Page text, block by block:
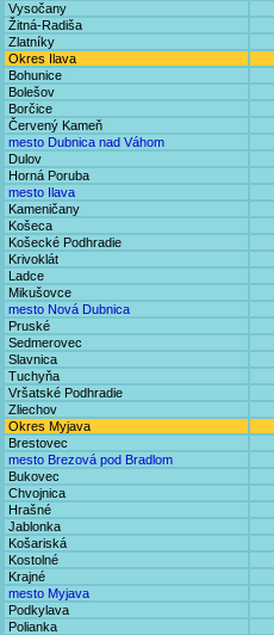
Vysočany
Žitná-Radiša
Zlatníky
Okres Ilava
Bohunice
Bolešov
Borčice
Červený Kameň
mesto Dubnica nad Váhom
Dulov
Horná Poruba
mesto Ilava
Kameničany
Košeca
Košecké Podhradie
Krivoklát
Ladce
Mikušovce
mesto Nová Dubnica
Pruské
Sedmerovec
Slavnica
Tuchyňa
Vršatské Podhradie
Zliechov
Okres Myjava
Brestovec
mesto Brezová pod Bradlom
Bukovec
Chvojnica
Hrašné
Jablonka
Košariská
Kostolné
Krajné
mesto Myjava
Podkylava
Polianka